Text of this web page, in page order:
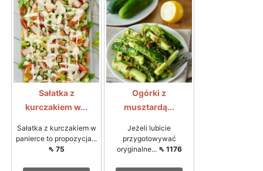
Sałatka z
kurczakiem w...
Sałatka z kurczakiem w
panierce to propozycja...
⇖ 75
Ogórki z
musztardą...
Jeżeli lubicie
przygotowywać
oryginalne... ⇖ 1176